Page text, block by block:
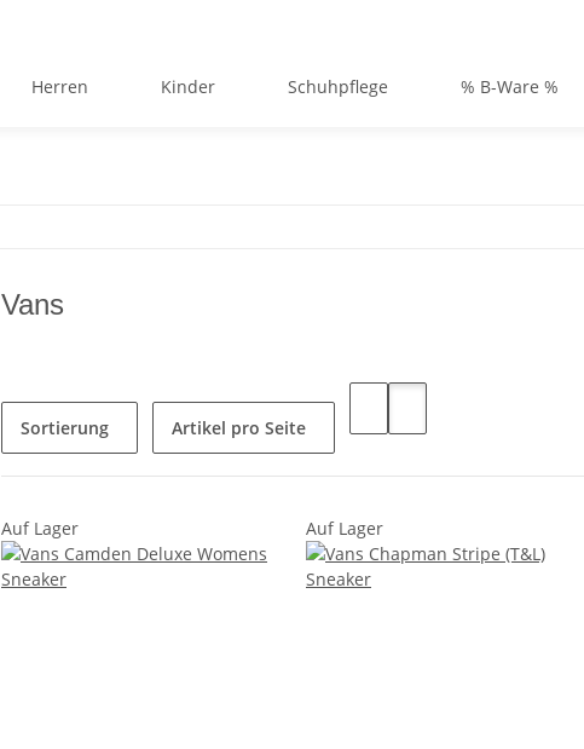
Herren Kinder Schuhpflege % B-Ware %
Vans
Sortierung Artikel pro Seite
Auf Lager Auf Lager